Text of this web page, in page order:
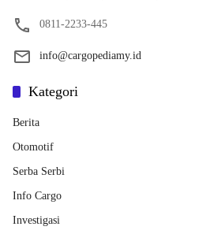
0811-2233-445
info@cargopediamy.id
Kategori
Berita
Otomotif
Serba Serbi
Info Cargo
Investigasi